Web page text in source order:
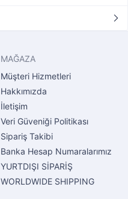
MAĞAZA
Müşteri Hizmetleri
Hakkımızda
İletişim
Veri Güveniği Politikası
Sipariş Takibi
Banka Hesap Numaralarımız
YURTDIŞI SİPARİŞ
WORLDWIDE SHIPPING